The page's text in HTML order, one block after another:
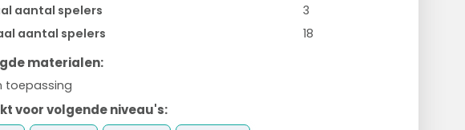
aantal spelers
3
aantal spelers
18
materialen:
toepassing
voor volgende niveau's: